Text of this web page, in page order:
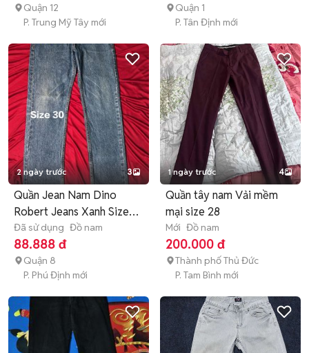
Quận 12
P. Trung Mỹ Tây mới
Quận 1
P. Tân Định mới
2 ngày trước 3
Quần Jean Nam Dino
Robert Jeans Xanh Size
30
Đã sử dụng Đồ nam
88.888 đ
Quận 8
P. Phú Định mới
1 ngày trước 4
Quần tây nam Vải mềm
mại size 28
Mới Đồ nam
200.000 đ
Thành phố Thủ Đức
P. Tam Bình mới